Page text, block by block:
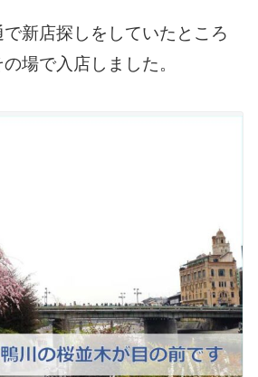
新店探しをしていたところ
場で入店しました。